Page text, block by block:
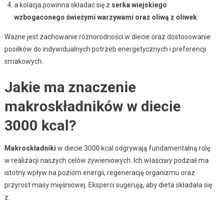
a kolacja powinna składać się z serka wiejskiego
wzbogaconego świeżymi warzywami oraz oliwą z oliwek.
Ważne jest zachowanie różnorodności w diecie oraz dostosowanie
posiłków do indywidualnych potrzeb energetycznych i preferencji
smakowych.
Jakie ma znaczenie
makroskładników w diecie
3000 kcal?
Makroskładniki w diecie 3000 kcal odgrywają fundamentalną rolę
w realizacji naszych celów żywieniowych. Ich właściwy podział ma
istotny wpływ na poziom energii, regenerację organizmu oraz
przyrost masy mięśniowej. Eksperci sugerują, aby dieta składała się
z: